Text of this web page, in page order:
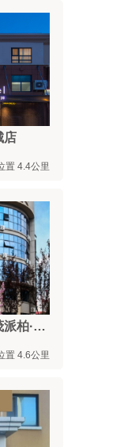
店
置 4.4公里
如家旗下-青岛西站海西路汕茂派柏·云酒店
置 4.6公里